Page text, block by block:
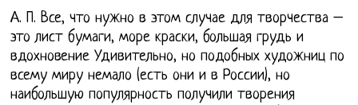
А. П. Все, что нужно в этом случае для творчества –
это лист бумаги, море краски, большая грудь и
вдохновение Удивительно, но подобных художниц по
всему миру немало (есть они и в России), но
наибольшую популярность получили творения